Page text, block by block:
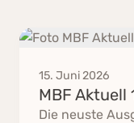
15. Juni 2026
MBF Aktuell
Die neuste